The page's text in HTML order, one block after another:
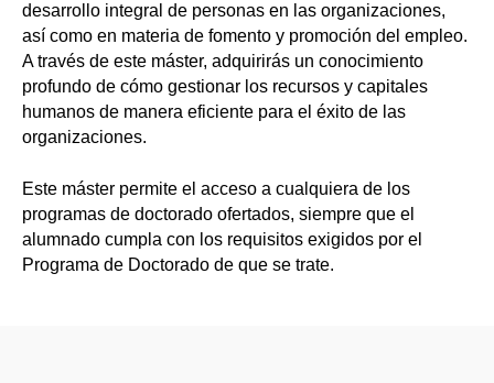
desarrollo integral de personas en las organizaciones,
así como en materia de fomento y promoción del empleo.
A través de este máster, adquirirás un conocimiento
profundo de cómo gestionar los recursos y capitales
humanos de manera eficiente para el éxito de las
organizaciones.
Este máster permite el acceso a cualquiera de los
programas de doctorado ofertados, siempre que el
alumnado cumpla con los requisitos exigidos por el
Programa de Doctorado de que se trate.